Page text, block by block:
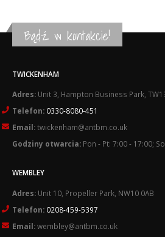
Bądź w kontakcie!
TWICKENHAM
Adres: Unit 3, Hampton Business Park,
Telefon: 0330-8080-451
Email:twickenham@antbm.co.uk
Godziny otwarcia: Pon - Pt: 7:00 - 17:00;
WEMBLEY
Adres: Unit 10, Propeller Park, NW10 0AB
Telefon: 0208-459-5397
Email:wembley@antbm.co.uk